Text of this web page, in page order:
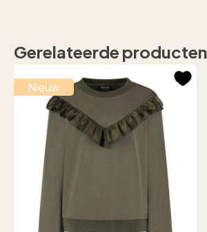
Gerelateerde producten
Nieuw